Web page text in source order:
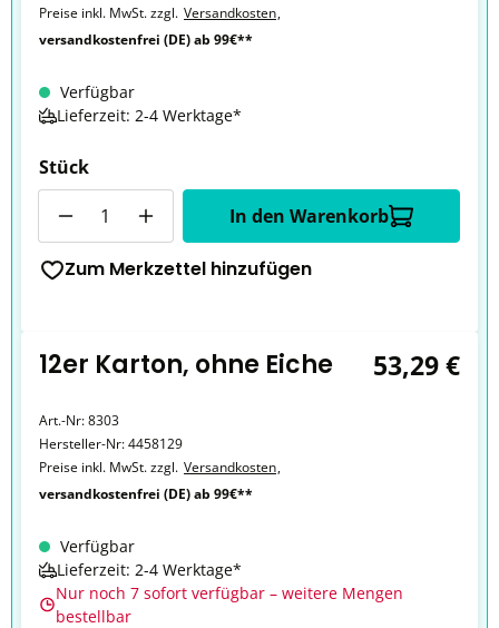
Preise inkl. MwSt. zzgl. Versandkosten,
versandkostenfrei (DE) ab 99€**
Verfügbar
Lieferzeit: 2-4 Werktage*
Stück
In den Warenkorb
Zum Merkzettel hinzufügen
12er Karton, ohne Eiche 53,29 €
Art.-Nr:8303
Hersteller-Nr:4458129
Preise inkl. MwSt. zzgl. Versandkosten,
versandkostenfrei (DE) ab 99€**
Verfügbar
Lieferzeit: 2-4 Werktage*
Nur noch 7 sofort verfügbar – weitere Mengen
bestellbar